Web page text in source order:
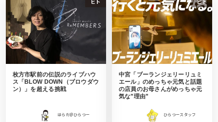
ヒト
枚方市駅前の伝説のライブハウ
ス「BLOW DOWN（ブロウダウ
ン）」を超える挑戦
はらだ＠ひらつー
ヒト
中宮「ブーランジェリーリュミ
エール」のめっちゃ元気と話題
の店員のお母さんがめっちゃ元
気な”理由”
ひらつースタッフ